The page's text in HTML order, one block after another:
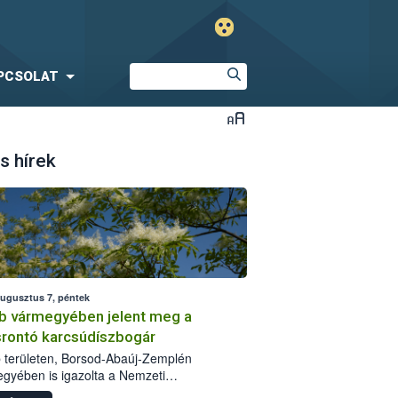
hírek
7, péntek
vármegyében jelent meg a
karcsúdíszbogár
területen, Borsod-Abaúj-Zemplén
is igazolta a Nemzeti
biztonsági Hivatal (Nébih) a